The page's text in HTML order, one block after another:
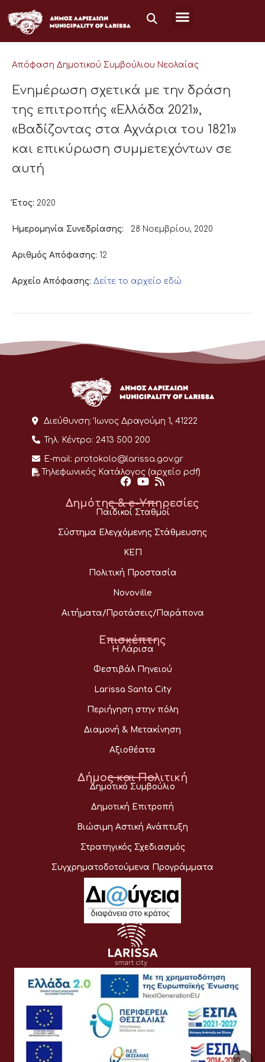
στο
περιεχόμενο
Απόφαση Δημοτικού Συμβούλιου Νεολαίας
Ενημέρωση σχετικά με την δράση
της επιτροπής «Ελλάδα 2021»,
«Βαδίζοντας στα Αχνάρια του 1821»
και επικύρωση συμμετεχόντων σε
αυτή
Έτος: 2020
Ημερομηνία Συνεδρίασης: 28 Νοεμβρίου, 2020
Αριθμός Απόφασης: 12
Αρχείο Απόφασης: Δείτε το αρχείο εδώ
Διεύθυνση: Ίωνος Δραγούμη 1, 41222
Τηλ. Κέντρο: 2413 500 200
E-mail: protokolo@larissa.gov.gr
Τηλεφωνικός Κατάλογος (αρχείο pdf)
Δημότης & e-Υπηρεσίες
Παιδικοί Σταθμοί
Σύστημα Ελεγχόμενης Στάθμευσης
ΚΕΠ
Πολιτική Προστασία
Novoville
Αιτήματα/Προτάσεις/Παράπονα
Επισκέπτης
Η Λάρισα
Φεστιβάλ Πηνειού
Larissa Santa City
Περιήγηση στην πόλη
Διαμονή & Μετακίνηση
Αξιοθέατα
Δήμος και Πολιτική
Δημοτικό Συμβούλιο
Δημοτική Επιτροπή
Βιώσιμη Αστική Ανάπτυξη
Στρατηγικός Σχεδιασμός
Συγχρηματοδοτούμενα Προγράμματα